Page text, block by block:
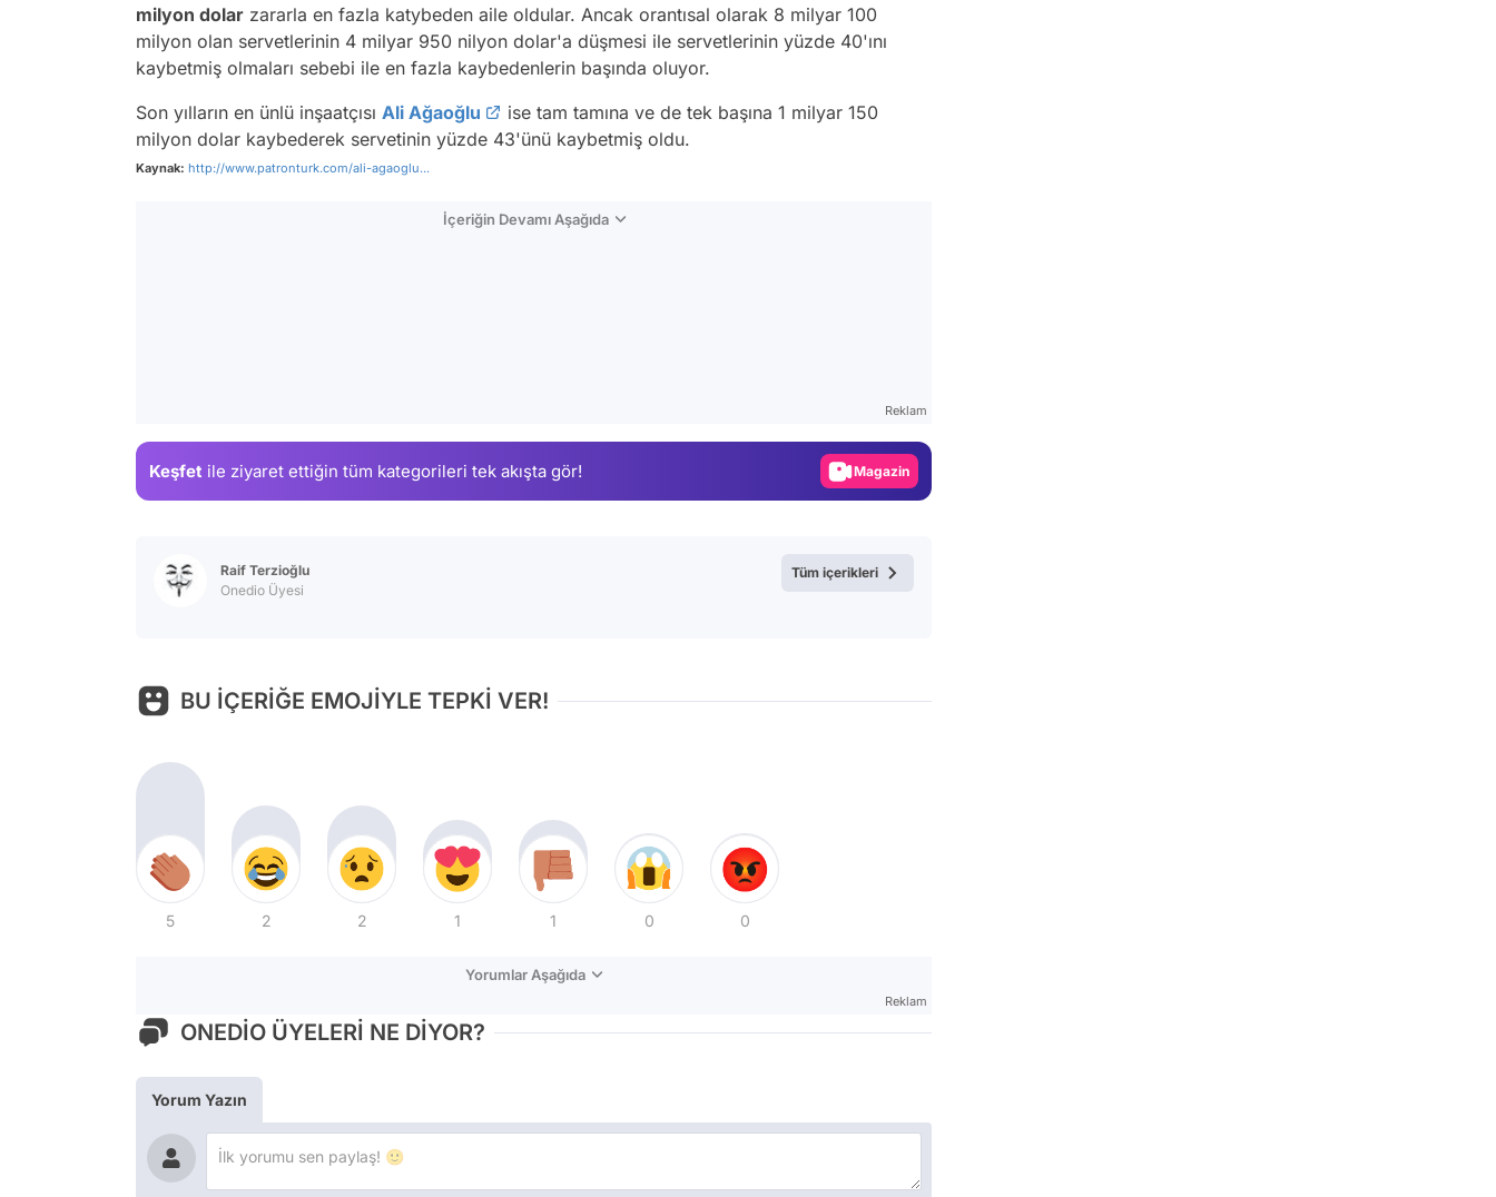
milyon dolar zararla en fazla katybeden aile oldular. Ancak orantısal olarak 8 milyar 100
milyon olan servetlerinin 4 milyar 950 nilyon dolar'a düşmesi ile servetlerinin yüzde 40'ını
kaybetmiş olmaları sebebi ile en fazla kaybedenlerin başında oluyor.
Son yılların en ünlü inşaatçısı Ali Ağaoğlu
ise tam tamına ve de tek başına 1 milyar 150
milyon dolar kaybederek servetinin yüzde 43'ünü kaybetmiş oldu.
Kaynak: http://www.patronturk.com/ali-agaoglu...
İçeriğin Devamı Aşağıda
Reklam
Keşfet ile ziyaret ettiğin tüm kategorileri tek akışta gör! Magazin
Raif Terzioğlu
Onedio Üyesi
Tüm içerikleri
BU İÇERİĞE EMOJİYLE TEPKİ VER!
5 2 2 1 1 0 0
Yorumlar Aşağıda
Reklam
ONEDİO ÜYELERİ NE DİYOR?
Yorum Yazın